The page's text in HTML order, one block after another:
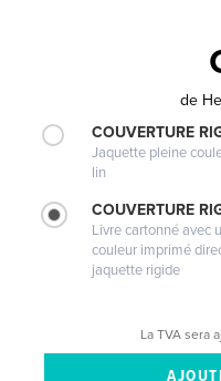
de
COUVERTURE
Jaquette pleine
lin
COUVERTURE
Livre cartonné avec
couleur imprimé
jaquette rigide
La TVA sera